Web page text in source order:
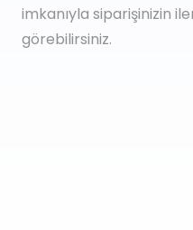
imkanıyla siparişinizin
görebilirsiniz.